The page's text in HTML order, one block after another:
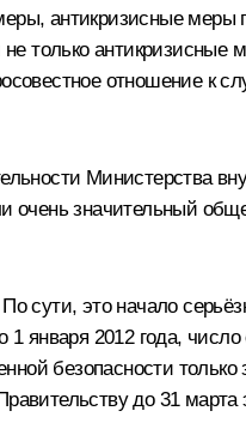
антикризисные меры
только антикризисные
отношение к
Министерства
значительный
сути, это начало
1 января 2012 года,
безопасности только
до 31 марта